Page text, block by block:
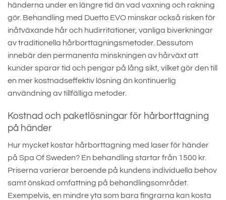
händerna under en längre tid än vad vaxning och rakning
gör. Behandling med Duetto EVO minskar också risken för
inåtväxande hår och hudirritationer, vanliga biverkningar
av traditionella hårborttagningsmetoder. Dessutom
innebär den permanenta minskningen av hårväxt att
kunder sparar tid och pengar på lång sikt, vilket gör den till
en mer kostnadseffektiv lösning än kontinuerlig
användning av tillfälliga metoder.
Kostnad och paketlösningar för hårborttagning
på händer
Hur mycket kostar hårborttagning med laser för händer
på Spa Of Sweden? En behandling startar från 1500 kr.
Priserna varierar beroende på kundens individuella behov
samt önskad omfattning på behandlingsområdet.
Exempelvis, en mindre yta som bara fingrarna kan kosta